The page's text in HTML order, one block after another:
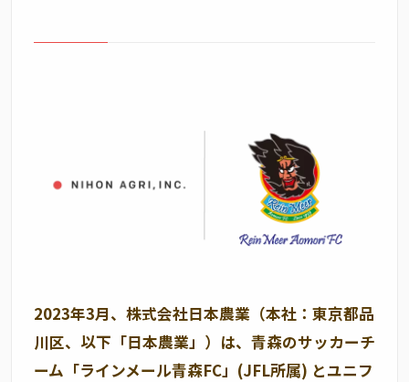
2023年3月、株式会社日本農業（本社：東京都品
川区、以下「日本農業」）は、青森のサッカーチ
ーム「ラインメール青森FC」(JFL所属) とユニフ